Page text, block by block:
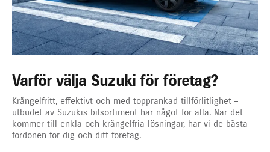
Varför välja Suzuki för företag?
Krångelfritt, effektivt och med topprankad tillförlitlighet –
utbudet av Suzukis bilsortiment har något för alla. När det
kommer till enkla och krångelfria lösningar, har vi de bästa
fordonen för dig och ditt företag.